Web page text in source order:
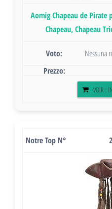
Aomig Chapeau de
Chapeau, Chapeau
Nessuna
VOIR :
2